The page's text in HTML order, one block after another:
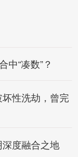
中“凑数”？
性洗劫，曾完
度融合之地